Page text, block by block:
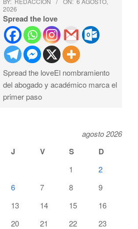
2026
Spread the love
Spread the loveEl nombramiento
del abogado y académico marca el
primer paso
agosto 2026
J V S D
1
2
6 7 8
9
13 14 15
16
20 21 22
23